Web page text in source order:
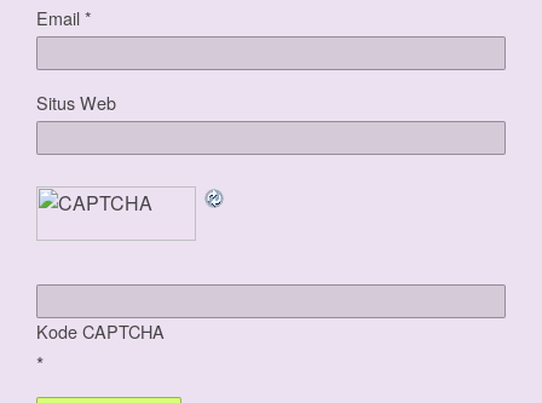
Email*
Situs Web
Kode CAPTCHA
*